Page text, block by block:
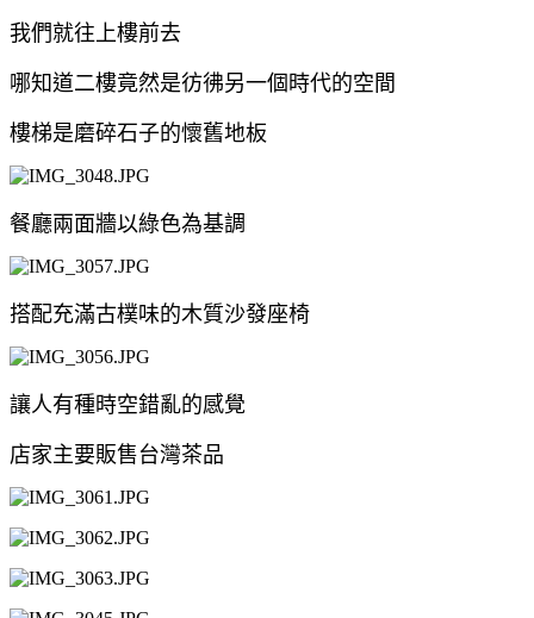
我們就往上樓前去
哪知道二樓竟然是彷彿另一個時代的空間
樓梯是磨碎石子的懷舊地板
餐廳兩面牆以綠色為基調
搭配充滿古樸味的木質沙發座椅
讓人有種時空錯亂的感覺
店家主要販售台灣茶品